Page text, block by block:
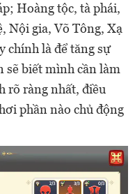
Hoàng tộc, tà phái,
Nội gia, Võ Tông, Xạ
chính là để tăng sự
sẽ biết mình cần làm
rõ ràng nhất, điều
phần nào chủ động